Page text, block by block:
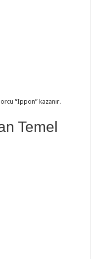
“Ippon” kazanır.
Temel